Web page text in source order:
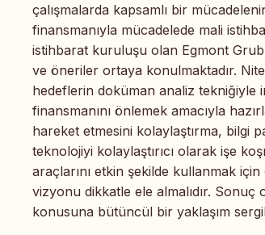
çalışmalarda kapsamlı bir
finansmanıyla mücadelede mali
istihbarat kuruluşu olan Egmont
ve öneriler ortaya konulmaktadır.
hedeflerin doküman analiz tekniğiyle
finansmanını önlemek amacıyla
hareket etmesini kolaylaştırma, bilgi
teknolojiyi kolaylaştırıcı olarak işe
araçlarını etkin şekilde kullanmak
vizyonu dikkatle ele almalıdır.
konusuna bütüncül bir yaklaşım